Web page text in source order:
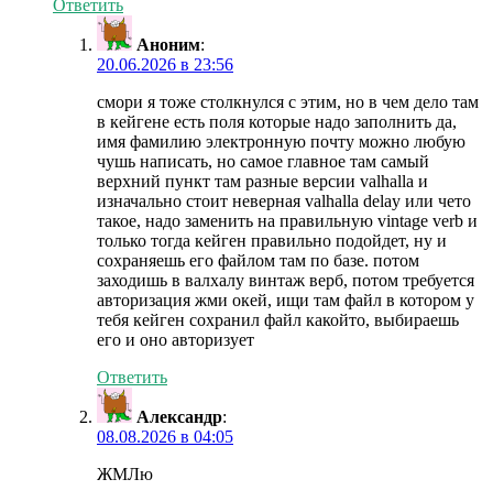
Ответить
Аноним:
20.06.2026 в 23:56
смори я тоже столкнулся с этим, но в чем дело там
в кейгене есть поля которые надо заполнить да,
имя фамилию электронную почту можно любую
чушь написать, но самое главное там самый
верхний пункт там разные версии valhalla и
изначально стоит неверная valhalla delay или чето
такое, надо заменить на правильную vintage verb и
только тогда кейген правильно подойдет, ну и
сохраняешь его файлом там по базе. потом
заходишь в валхалу винтаж верб, потом требуется
авторизация жми окей, ищи там файл в котором у
тебя кейген сохранил файл какойто, выбираешь
его и оно авторизует
Ответить
Александр:
08.08.2026 в 04:05
ЖМЛю